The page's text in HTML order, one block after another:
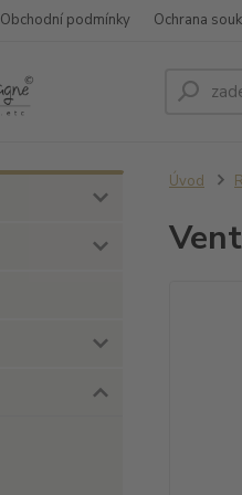
Obchodní podmínky Ochrana
Úvod